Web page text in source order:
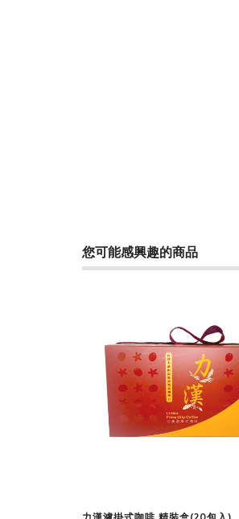
您可能感興趣的商品
查看商品
力漢濾掛式咖啡 精裝盒(20包入)